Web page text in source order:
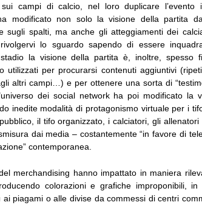
campi di calcio, nel loro duplicare l’evento
modificato non solo la visione della partita
sugli spalti, ma anche gli atteggiamenti dei
lo sguardo sapendo di essere
la visione della partita è, inoltre, spesso
utilizzati per procurarsi contenuti aggiuntivi
altri campi…) e per ottenere una sorta di
dei social network ha poi modificato la
inedite modalità di protagonismo virtuale per i
il tifo organizzato, i calciatori, gli allenatori
dai media – costantemente “in favore di
contemporanea.
merchandising hanno impattato in maniera
colorazioni e grafiche improponibili, in
piagami o alle divise da commessi di centri